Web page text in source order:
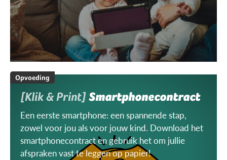
Opvoeding
[Klik & Print]Smartphonecontract
Een eerste smartphone: een spannende stap,
zowel voor jou als voor jouw kind. Download het
smartphonecontract en gebruik het om jullie
afspraken vast te leggen op papier!